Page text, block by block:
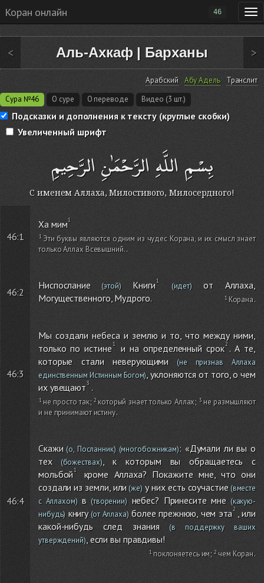
Коран онлайн 46
< Аль-Ахкаф| Барханы >
Сура №46 О суре О переводе Видео (3 шт.)
Арабский Абу Адель Транслит
Подсказки и дополнения к тексту (круглые скобки)
Увеличенный шрифт
بِسْمِ اللَّهِ الرَّحْمَٰنِ الرَّحِيمِ
С именем Аллаха, Милостивого, Милосердного!
46:1
Ха мим
Эти буквы являются одним из чудес Корана, и их смысл знает
только Аллах Всевышний..
46:2
Ниспослание(этой)Книги (идет) от Аллаха,
Могущественного, Мудрого.
Корана.
46:3
Мы создали небеса и землю и то, что между ними,
только по истине
и на определенный срок . А те,
которые стали неверующими (не признав Аллаха
единственным Истинным Богом), уклоняются от того, о чем
их увещают .
не просто так; который знает только Аллах;
не размышляют
и не принимают истину.
46:4
Скажи(о, Посланник)(многобожникам): «Думали ли вы о
тех(божествах), к которым вы обращаетесь с
мольбой
кроме Аллаха? Покажите мне, что они
создали из земли, или (же) у них есть соучастие(вместе
с Аллахом)в (творении)небес? Принесите мне (какую-
нибудь) книгу(от Аллаха)более прежнюю, чем эта , или
какой-нибудь след знания(в поддержку ваших
утверждений), если вы правдивы!
поклоняетесь им; чем Коран.